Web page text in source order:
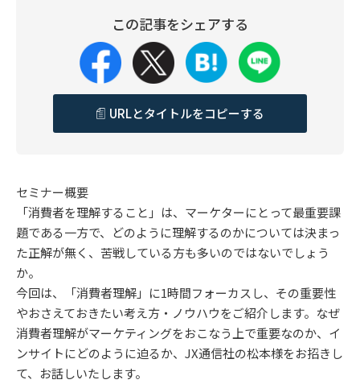
この記事をシェアする
URLとタイトルをコピーする
セミナー概要
「消費者を理解すること」は、マーケターにとって最重要課
題である一方で、どのように理解するのかについては決まっ
た正解が無く、苦戦している方も多いのではないでしょう
か。
今回は、「消費者理解」に1時間フォーカスし、その重要性
やおさえておきたい考え方・ノウハウをご紹介します。なぜ
消費者理解がマーケティングをおこなう上で重要なのか、イ
ンサイトにどのように迫るか、JX通信社の松本様をお招きし
て、お話しいたします。